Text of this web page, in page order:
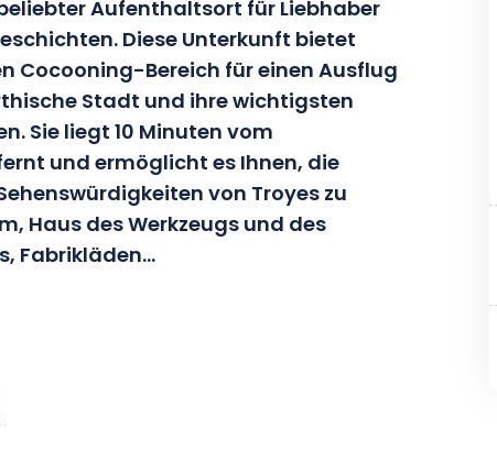
Aufenthaltsort für Liebhaber
Diese Unterkunft bietet
Cocooning-Bereich für einen Ausflug
Stadt und ihre wichtigsten
Sie liegt 10 Minuten vom
und ermöglicht es Ihnen, die
von Troyes zu
Haus des Werkzeugs und des
Fabrikläden…
ist im Obergeschoss eingerichtet und
Privatsphäre wahren können. Sie verfügt
mit zwei Einzelbetten, die zu einer geräumigen
zusammengeschoben werden können.